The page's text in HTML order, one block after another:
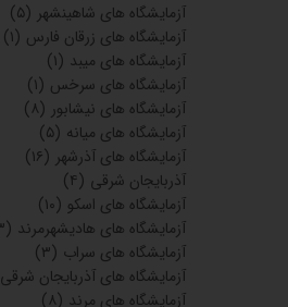
آزمایشگاه های شاهینشهر (۵)
آزمایشگاه های زرقان فارس (۱)
آزمایشگاه های میبد (۱)
آزمایشگاه های سرخس (۱)
آزمایشگاه های نیشابور (۸)
آزمایشگاه های میانه (۵)
آزمایشگاه های آذرشهر (۱۶)
آذربایجان شرقی (۴)
آزمایشگاه های اسکو (۱۰)
آزمایشگاه های هادیشهرمرند (۳)
آزمایشگاه های سراب (۳)
آزمایشگاه های آذربایجان شرقی
آزمایشگاه های مرند (۸)